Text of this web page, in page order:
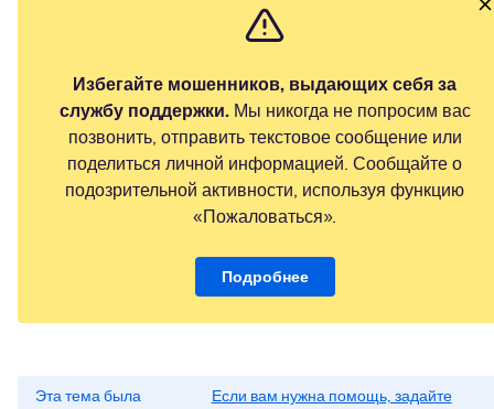
Избегайте мошенников, выдающих себя за
службу поддержки.Мы никогда не попросим вас
позвонить, отправить текстовое сообщение или
поделиться личной информацией. Сообщайте о
подозрительной активности, используя функцию
«Пожаловаться».
Подробнее
Эта тема была
Если вам нужна помощь, задайте